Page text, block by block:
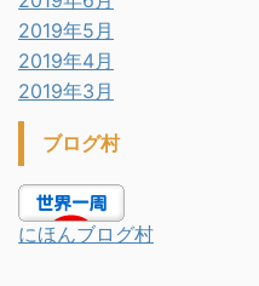
2019年5月
2019年4月
2019年3月
ブログ村
にほんブログ村